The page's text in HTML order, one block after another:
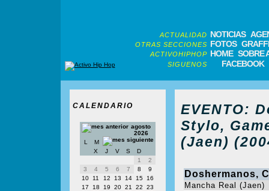
ACTUALIDAD NOTICIAS
OTRAS SECCIONES FOTOS
ACTIVOHIPHOP HOME SOBRE
SIGUENOS FACEBOOK
CALENDARIO
agosto
2026
L
M
X
J V S
D
1
2
3
4 5 6 7 8
9
10
11 12 13 14 15
16
17
18 19 20 21 22
23
EVENTO:
Stylo,
(Jaen)
Doshermanos,
Mancha Real (Jaen)